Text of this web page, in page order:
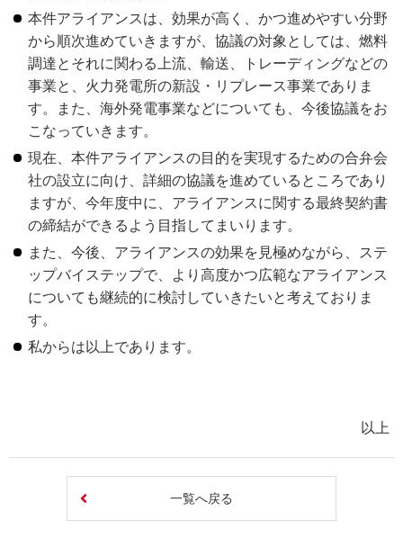
本件アライアンスは、効果が高く、かつ進めやすい分野
から順次進めていきますが、協議の対象としては、燃料
調達とそれに関わる上流、輸送、トレーディングなどの
事業と、火力発電所の新設・リプレース事業でありま
す。また、海外発電事業などについても、今後協議をお
こなっていきます。
現在、本件アライアンスの目的を実現するための合弁会
社の設立に向け、詳細の協議を進めているところであり
ますが、今年度中に、アライアンスに関する最終契約書
の締結ができるよう目指してまいります。
また、今後、アライアンスの効果を見極めながら、ステ
ップバイステップで、より高度かつ広範なアライアンス
についても継続的に検討していきたいと考えておりま
す。
私からは以上であります。
以上
一覧へ戻る